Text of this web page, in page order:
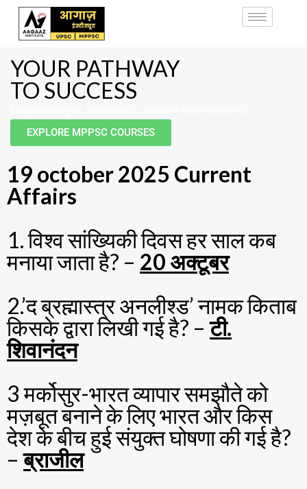
YOUR PATHWAY
TO SUCCESS
EXPLORE MPPSC COURSES
19 october 2025 Current
Affairs
1. विश्व सांख्यिकी दिवस हर साल कब
मनाया जाता है? – 20 अक्टूबर
2.’द ब्रह्मास्त्र अनलीश्ड’ नामक किताब
किसके द्वारा लिखी गई है? –टी.
शिवानंदन
3 मर्कोसुर-भारत व्यापार समझौते को
मज़बूत बनाने के लिए भारत और किस
देश के बीच हुई संयुक्त घोषणा की गई है?
–ब्राजील